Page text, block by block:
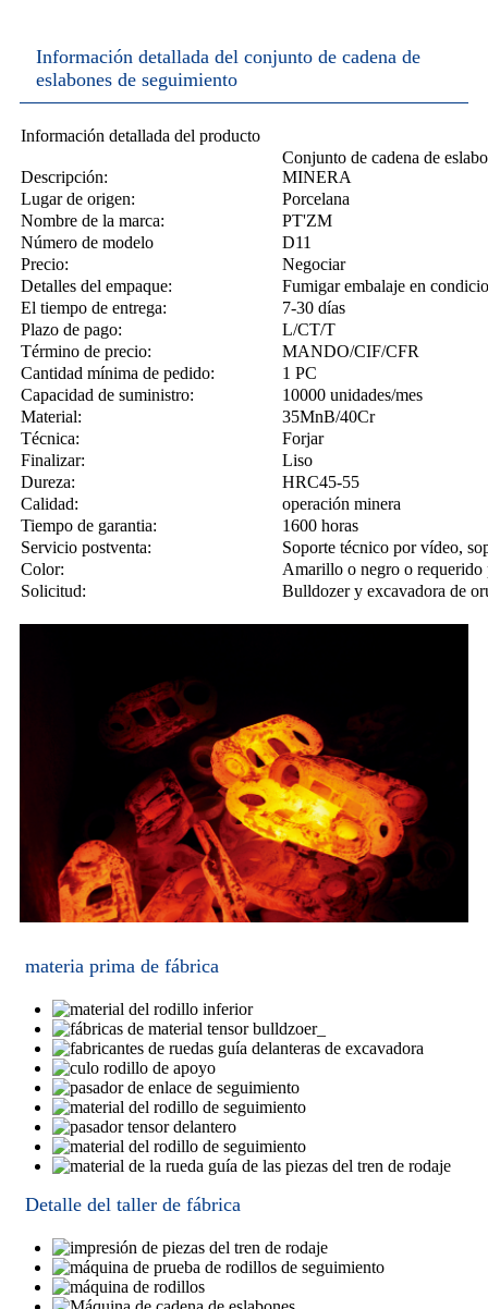
Información detallada del conjunto de cadena de
eslabones de seguimiento
Información detallada del producto
Descripción:
Conjunto de cadena de
MINERA
Lugar de origen:
Porcelana
Nombre de la marca:
PT'ZM
Número de modelo
D11
Precio:
Negociar
Detalles del empaque:
Fumigar embalaje en
El tiempo de entrega:
7-30 días
Plazo de pago:
L/CT/T
Término de precio:
MANDO/CIF/CFR
Cantidad mínima de pedido:
1 PC
Capacidad de suministro:
10000 unidades/mes
Material:
35MnB/40Cr
Técnica:
Forjar
Finalizar:
Liso
Dureza:
HRC45-55
Calidad:
operación minera
Tiempo de garantia:
1600 horas
Servicio postventa:
Soporte técnico por vídeo,
Color:
Amarillo o negro o requerido
Solicitud:
Bulldozer y excavadora de
materia prima de fábrica
Detalle del taller de fábrica